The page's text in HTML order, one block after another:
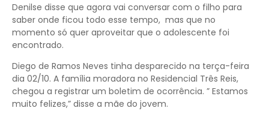
Denilse disse que agora vai conversar com o filho para
saber onde ficou todo esse tempo, mas que no
momento só quer aproveitar que o adolescente foi
encontrado.
Diego de Ramos Neves tinha desparecido na terça-feira
dia 02/10. A família moradora no Residencial Três Reis,
chegou a registrar um boletim de ocorrência. ” Estamos
muito felizes,” disse a mãe do jovem.